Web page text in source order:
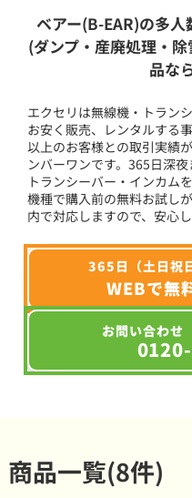
ベアー(B-EAR)の多
(ダンプ・産廃処理・
品な
エクセリは無線機・トラン
お安く販売、レンタルする
以上のお客様との取引実績
ンバーワンです。365日深
トランシーバー・インカム
機種で購入前の無料お試し
内で対応しますので、安心
365日（土日祝
WEBで無
お問い合わせ
商品一覧(8件)